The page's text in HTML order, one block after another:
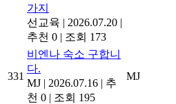
가지
선교육 | 2026.07.20 |
추천 0 | 조회 173
331
비엔나 숙소 구합니
다.
MJ | 2026.07.16 | 추
천 0 | 조회 195
MJ